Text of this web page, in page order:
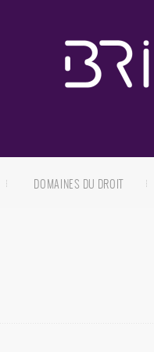
DOMAINES DU DROIT